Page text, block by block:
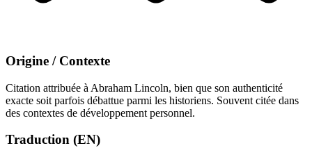
Origine / Contexte
Citation attribuée à Abraham Lincoln, bien que son authenticité
exacte soit parfois débattue parmi les historiens. Souvent citée dans
des contextes de développement personnel.
Traduction (EN)